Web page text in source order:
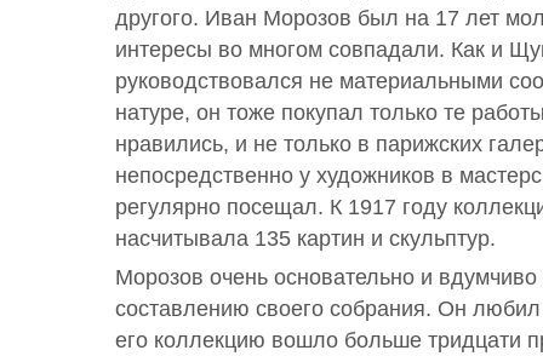
другого. Иван Морозов был на 17 лет
интересы во многом совпадали. Как и
руководствовался не материальными
натуре, он тоже покупал только те
нравились, и не только в парижских
непосредственно у художников в
регулярно посещал. К 1917 году
насчитывала 135 картин и скульптур.
Морозов очень основательно и
составлению своего собрания. Он
его коллекцию вошло больше тридцати